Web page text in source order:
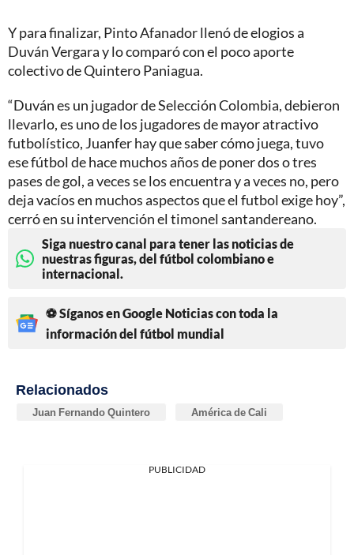
Y para finalizar, Pinto Afanador llenó de elogios a
Duván Vergara y lo comparó con el poco aporte
colectivo de Quintero Paniagua.
“Duván es un jugador de Selección Colombia, debieron
llevarlo, es uno de los jugadores de mayor atractivo
futbolístico, Juanfer hay que saber cómo juega, tuvo
ese fútbol de hace muchos años de poner dos o tres
pases de gol, a veces se los encuentra y a veces no, pero
deja vacíos en muchos aspectos que el futbol exige hoy”,
cerró en su intervención el timonel santandereano.
Siga nuestro canal para tener las noticias de
nuestras figuras, del fútbol colombiano e
internacional.
⚽ Síganos en Google Noticias con toda la
información del fútbol mundial
Relacionados
Juan Fernando Quintero América de Cali
PUBLICIDAD